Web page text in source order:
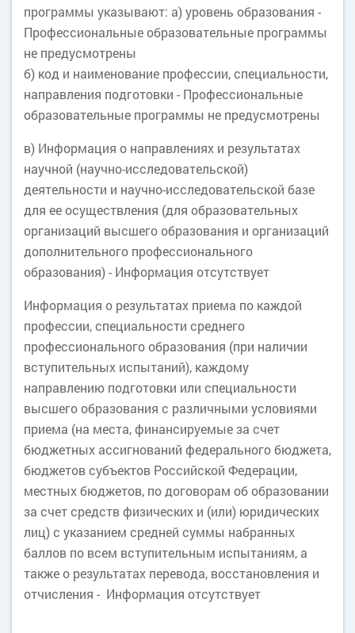
программы указывают: а) уровень образования -
Профессиональные образовательные программы
не предусмотрены
б) код и наименование профессии, специальности,
направления подготовки - Профессиональные
образовательные программы не предусмотрены
в) Информация о направлениях и результатах
научной (научно-исследовательской)
деятельности и научно-исследовательской базе
для ее осуществления (для образовательных
организаций высшего образования и организаций
дополнительного профессионального
образования) - Информация отсутствует
Информация о результатах приема по каждой
профессии, специальности среднего
профессионального образования (при наличии
вступительных испытаний), каждому
направлению подготовки или специальности
высшего образования с различными условиями
приема (на места, финансируемые за счет
бюджетных ассигнований федерального бюджета,
бюджетов субъектов Российской Федерации,
местных бюджетов, по договорам об образовании
за счет средств физических и (или) юридических
лиц) с указанием средней суммы набранных
баллов по всем вступительным испытаниям, а
также о результатах перевода, восстановления и
отчисления - Информация отсутствует